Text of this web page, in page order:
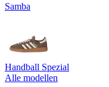
Samba
Handball Spezial
Alle modellen